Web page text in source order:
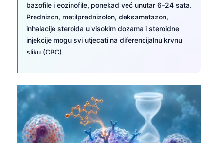
bazofile i eozinofile, ponekad već unutar 6–24 sata.
Prednizon, metilprednizolon, deksametazon,
inhalacije steroida u visokim dozama i steroidne
injekcije mogu svi utjecati na diferencijalnu krvnu
sliku (CBC).